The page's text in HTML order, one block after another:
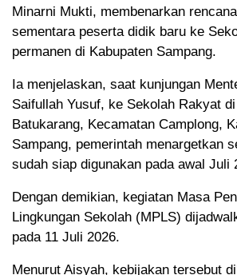
Minarni Mukti, membenarkan
sementara peserta didik baru ke
permanen di Kabupaten Sampang.
Ia menjelaskan, saat kunjungan
Saifullah Yusuf, ke Sekolah Rakyat
Batukarang, Kecamatan Camplong,
Sampang, pemerintah menargetkan
sudah siap digunakan pada awal Juli
Dengan demikian, kegiatan Masa
Lingkungan Sekolah (MPLS)
pada 11 Juli 2026.
Menurut Aisyah, kebijakan tersebut